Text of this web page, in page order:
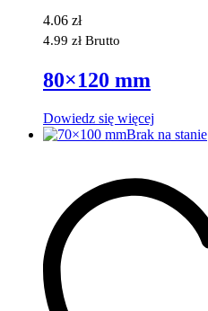
4.06 zł
4.99 zł Brutto
80×120 mm
Dowiedz się więcej
Brak na stanie